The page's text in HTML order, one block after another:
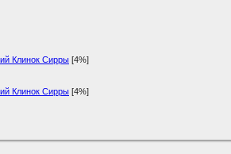
Клинок Сирры [4%]
Клинок Сирры [4%]